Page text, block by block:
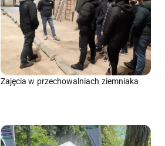
Zajęcia w przechowalniach ziemniaka